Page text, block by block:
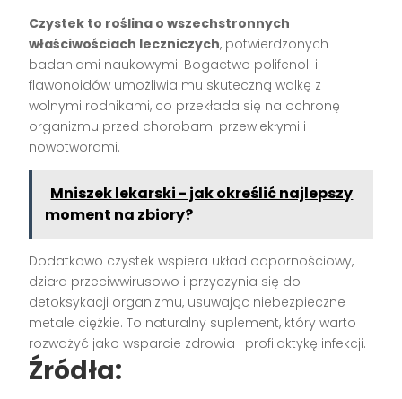
Czystek to roślina o wszechstronnych
właściwościach leczniczych, potwierdzonych
badaniami naukowymi. Bogactwo polifenoli i
flawonoidów umożliwia mu skuteczną walkę z
wolnymi rodnikami, co przekłada się na ochronę
organizmu przed chorobami przewlekłymi i
nowotworami.
Mniszek lekarski - jak określić najlepszy
moment na zbiory?
Dodatkowo czystek wspiera układ odpornościowy,
działa przeciwwirusowo i przyczynia się do
detoksykacji organizmu, usuwając niebezpieczne
metale ciężkie. To naturalny suplement, który warto
rozważyć jako wsparcie zdrowia i profilaktykę infekcji.
Źródła: